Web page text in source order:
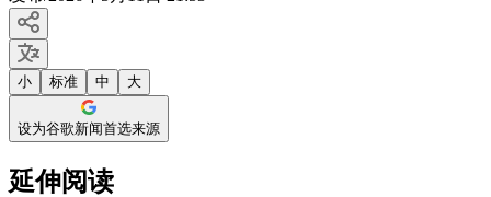
小 标准 中 大
设为谷歌新闻首选来源
延伸阅读